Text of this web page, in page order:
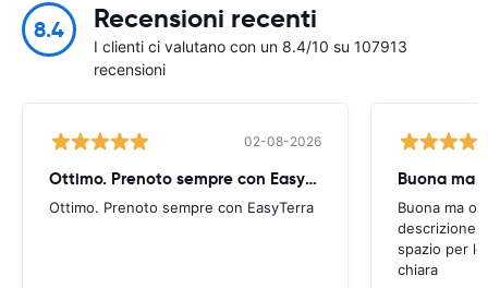
8.4 Recensioni recenti
I clienti ci valutano con un 8.4/10 su 107913
recensioni
02-08-2026
Ottimo. Prenoto sempre con EasyTerra
Ottimo. Prenoto sempre con EasyTerra
Buona ma
Buona ma
descrizione
spazio per
chiara